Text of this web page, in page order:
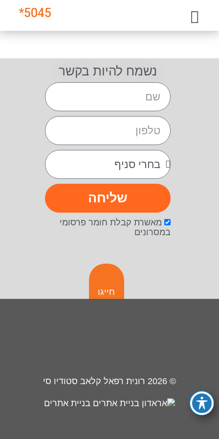
5045
*
נשמח להיות בקשר
מאשרת קבלת חומר פרסומי
במסרונים
שליחה
חייגו
© 2026 רונית רפאל קלאב סטודיו סי
בניית אתרים